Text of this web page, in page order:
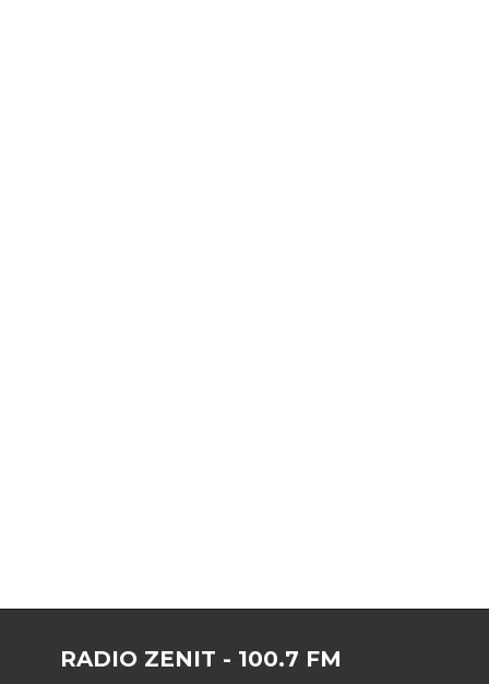
RADIO ZENIT - 100.7 FM